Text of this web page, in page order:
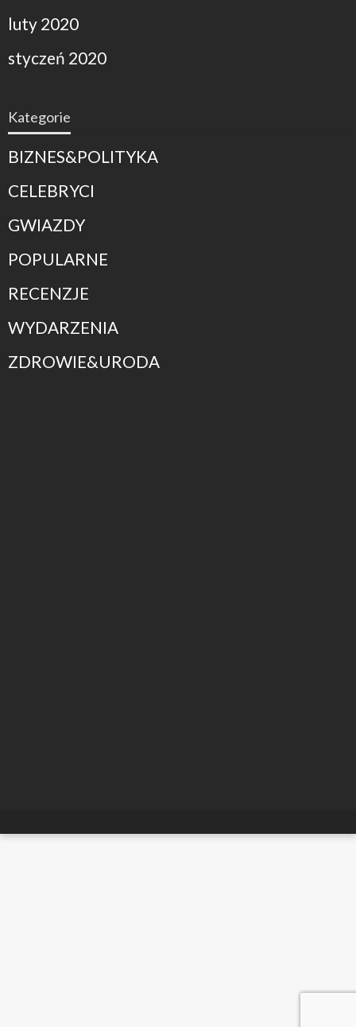
luty 2020
styczeń 2020
Kategorie
BIZNES&POLITYKA
CELEBRYCI
GWIAZDY
POPULARNE
RECENZJE
WYDARZENIA
ZDROWIE&URODA